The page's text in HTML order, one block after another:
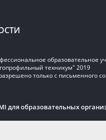
образовательное
техникум" 2019
только с письменного
для образовательных